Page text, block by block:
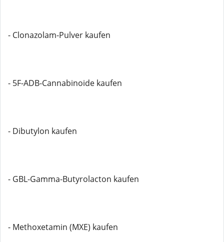
- Clonazolam-Pulver kaufen
- 5F-ADB-Cannabinoide kaufen
- Dibutylon kaufen
- GBL-Gamma-Butyrolacton kaufen
- Methoxetamin (MXE) kaufen